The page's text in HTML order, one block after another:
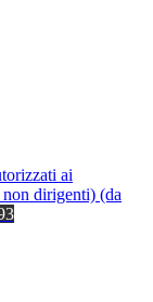
ai
dirigenti) (da